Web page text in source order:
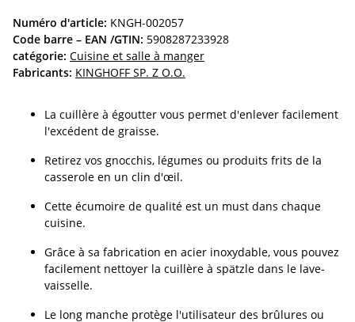
Numéro d'article: KNGH-002057
Code barre – EAN /GTIN: 5908287233928
catégorie: Cuisine et salle à manger
Fabricants: KINGHOFF SP. Z O.O.
La cuillère à égoutter vous permet d'enlever facilement
l'excédent de graisse.
Retirez vos gnocchis, légumes ou produits frits de la
casserole en un clin d'œil.
Cette écumoire de qualité est un must dans chaque
cuisine.
Grâce à sa fabrication en acier inoxydable, vous pouvez
facilement nettoyer la cuillère à spätzle dans le lave-
vaisselle.
Le long manche protège l'utilisateur des brûlures ou